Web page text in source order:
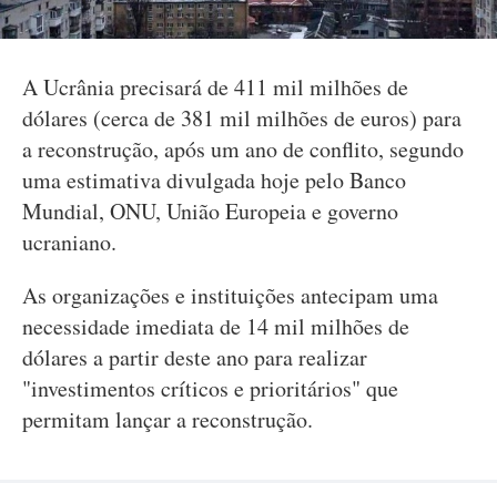
A Ucrânia precisará de 411 mil milhões de
dólares (cerca de 381 mil milhões de euros) para
a reconstrução, após um ano de conflito, segundo
uma estimativa divulgada hoje pelo Banco
Mundial, ONU, União Europeia e governo
ucraniano.
As organizações e instituições antecipam uma
necessidade imediata de 14 mil milhões de
dólares a partir deste ano para realizar
"investimentos críticos e prioritários" que
permitam lançar a reconstrução.